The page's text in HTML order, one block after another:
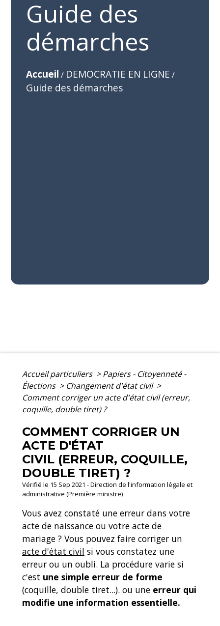
Guide des
démarches
Accueil / DEMOCRATIE EN LIGNE /
Guide des démarches
Accueil particuliers > Papiers - Citoyenneté -
Élections > Changement d'état civil >
Comment corriger un acte d'état civil (erreur,
coquille, double tiret) ?
COMMENT CORRIGER UN
ACTE D'ÉTAT
CIVIL (ERREUR, COQUILLE,
DOUBLE TIRET) ?
Vérifié le 15 Sep 2021 - Direction de l'information légale et
administrative (Première ministre)
Vous avez constaté une erreur dans votre
acte de naissance ou votre acte de
mariage ? Vous pouvez faire corriger un
acte d'état civil si vous constatez une
erreur ou un oubli. La procédure varie si
c'est une simple erreur de forme
(coquille, double tiret...). ou une erreur qui
modifie une information essentielle.